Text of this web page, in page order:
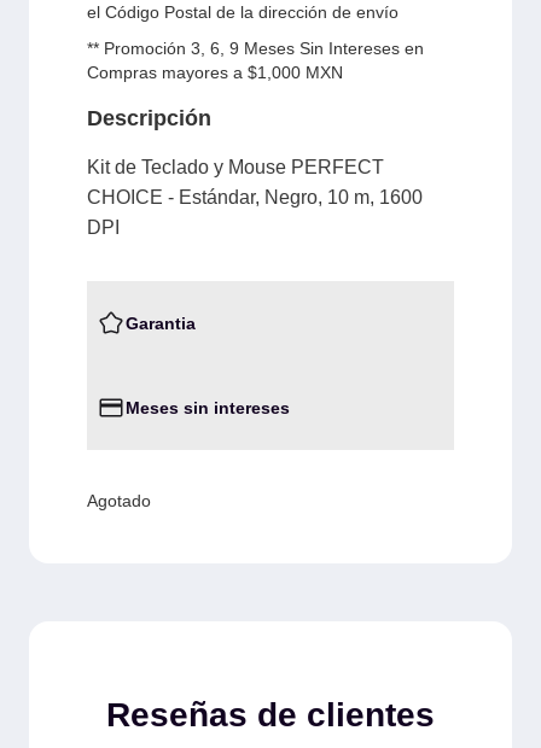
el Código Postal de la dirección de envío
** Promoción 3, 6, 9 Meses Sin Intereses en
Compras mayores a $1,000 MXN
Descripción
Kit de Teclado y Mouse PERFECT
CHOICE - Estándar, Negro, 10 m, 1600
DPI
Garantia
Meses sin intereses
Agotado
Reseñas de clientes